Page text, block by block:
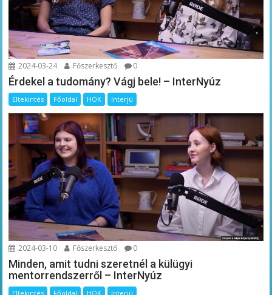
2024-03-24 Főszerkesztő 0
Érdekel a tudomány? Vágj bele! – InterNyúz
Eltekintés Főoldal HÖK Interjú
2024-03-10 Főszerkesztő 0
Minden, amit tudni szeretnél a külügyi
mentorrendszerről – InterNyúz
Eltekintés Főoldal HÖK Interjú